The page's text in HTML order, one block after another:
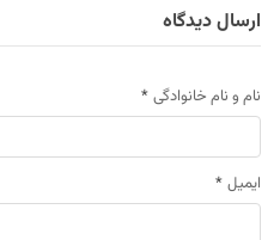
ارسال دیدگاه
نام و نام خانوادگی *
ایمیل *